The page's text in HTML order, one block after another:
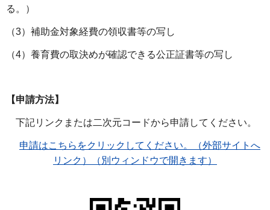
る。）
（3）補助金対象経費の領収書等の写し
（4）養育費の取決めが確認できる公正証書等の写し
【申請方法】
下記リンクまたは二次元コードから申請してください。
申請はこちらをクリックしてください。（外部サイトへ
リンク）（別ウィンドウで開きます）